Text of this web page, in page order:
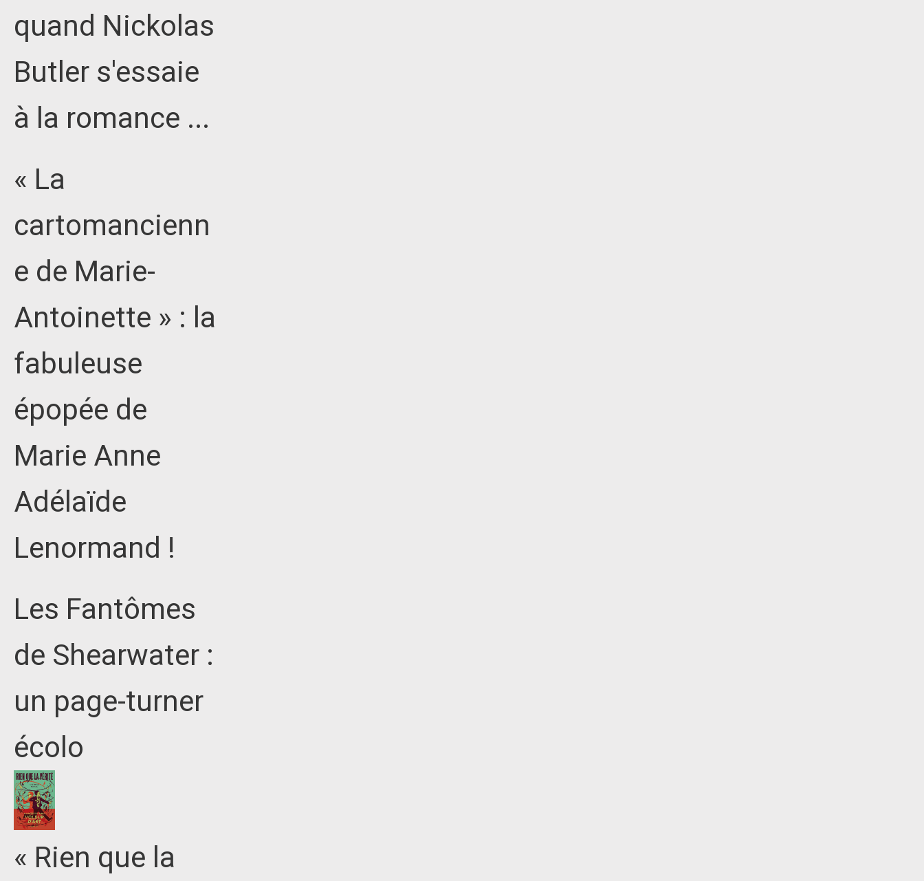
quand Nickolas
Butler s'essaie
à la romance ...
« La
cartomancienn
e de Marie-
Antoinette » : la
fabuleuse
épopée de
Marie Anne
Adélaïde
Lenormand !
Les Fantômes
de Shearwater :
un page-turner
écolo
« Rien que la